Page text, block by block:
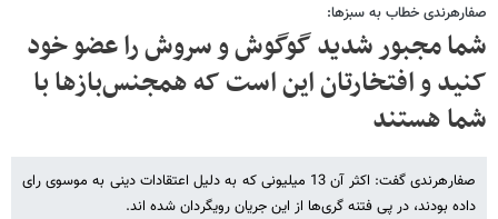
صفارهرندی خطاب به سبزها:
شما مجبور شدید گوگوش و سروش را عضو خود
کنید و افتخارتان این است که همجنس‌بازها با
شما هستند
صفارهرندی گفت: اکثر آن 13 میلیونی که به دلیل اعتقادات دینی به موسوی رای
داده بودند، در پی فتنه گری‌ها از این جریان رویگردان شده اند.